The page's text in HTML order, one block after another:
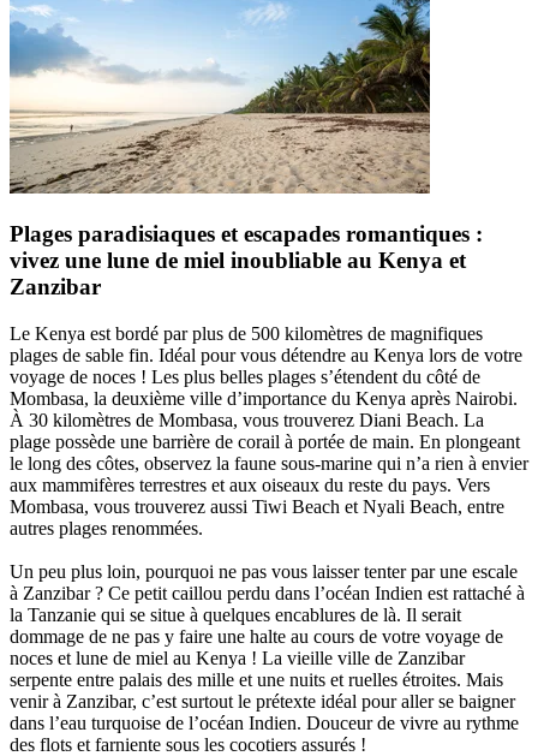
Plages paradisiaques et escapades romantiques :
vivez une lune de miel inoubliable au Kenya et
Zanzibar
Le Kenya est bordé par plus de 500 kilomètres de magnifiques
plages de sable fin. Idéal pour vous détendre au Kenya lors de votre
voyage de noces ! Les plus belles plages s’étendent du côté de
Mombasa, la deuxième ville d’importance du Kenya après Nairobi.
À 30 kilomètres de Mombasa, vous trouverez Diani Beach. La
plage possède une barrière de corail à portée de main. En plongeant
le long des côtes, observez la faune sous-marine qui n’a rien à envier
aux mammifères terrestres et aux oiseaux du reste du pays. Vers
Mombasa, vous trouverez aussi Tiwi Beach et Nyali Beach, entre
autres plages renommées.
Un peu plus loin, pourquoi ne pas vous laisser tenter par une escale
à Zanzibar ? Ce petit caillou perdu dans l’océan Indien est rattaché à
la Tanzanie qui se situe à quelques encablures de là. Il serait
dommage de ne pas y faire une halte au cours de votre voyage de
noces et lune de miel au Kenya ! La vieille ville de Zanzibar
serpente entre palais des mille et une nuits et ruelles étroites. Mais
venir à Zanzibar, c’est surtout le prétexte idéal pour aller se baigner
dans l’eau turquoise de l’océan Indien. Douceur de vivre au rythme
des flots et farniente sous les cocotiers assurés !